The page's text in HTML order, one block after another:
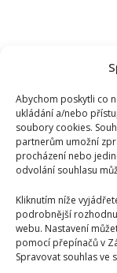
Abychom poskytli co
ukládání a/nebo
soubory cookies.
partnerům umožní
procházení nebo
odvolání souhlasu
Kliknutím níže
podrobnější
webu. Nastavení
pomocí přepínačů v
Spravovat souhlas ve